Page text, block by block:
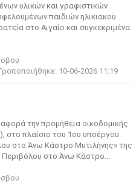
υλικών και γραφιστικών
παιδιών ηλικιακού
στο Αιγαίο και συγκεκριμένα
10-06-2026 11:19
την προμήθεια οικοδομικής
στο πλαίσιο του 1ου υποέργου:
στο Άνω Κάστρο Μυτιλήνης» της
στο Άνω Κάστρο...